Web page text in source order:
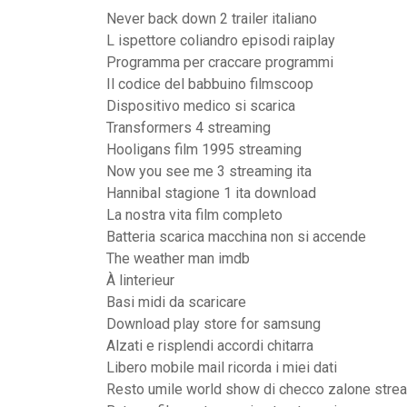
Never back down 2 trailer italiano
L ispettore coliandro episodi raiplay
Programma per craccare programmi
Il codice del babbuino filmscoop
Dispositivo medico si scarica
Transformers 4 streaming
Hooligans film 1995 streaming
Now you see me 3 streaming ita
Hannibal stagione 1 ita download
La nostra vita film completo
Batteria scarica macchina non si accende
The weather man imdb
À linterieur
Basi midi da scaricare
Download play store for samsung
Alzati e risplendi accordi chitarra
Libero mobile mail ricorda i miei dati
Resto umile world show di checco zalone